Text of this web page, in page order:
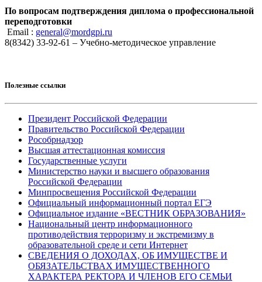
По вопросам подтверждения диплома о профессиональной
переподготовки
Email : general@mordgpi.ru
8(8342) 33-92-61 – Учебно-методическое управление
Полезные ссылки
Президент Российской Федерации
Правительство Российской Федерации
Рособрнадзор
Высшая аттестационная комиссия
Государственные услуги
Министерство науки и высшего образования
Российской Федерации
Минпросвещения Российской Федерации
Официальный информационный портал ЕГЭ
Официальное издание «ВЕСТНИК ОБРАЗОВАНИЯ»
Национальный центр информационного
противодействия терроризму и экстремизму в
образовательной среде и сети Интернет
СВЕДЕНИЯ О ДОХОДАХ, ОБ ИМУЩЕСТВЕ И
ОБЯЗАТЕЛЬСТВАХ ИМУЩЕСТВЕННОГО
ХАРАКТЕРА РЕКТОРА И ЧЛЕНОВ ЕГО СЕМЬИ